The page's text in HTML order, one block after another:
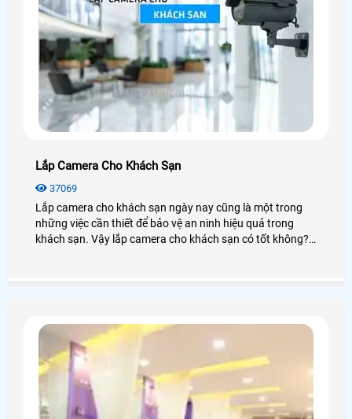
Lắp Camera Cho Khách Sạn
37069
Lắp camera cho khách sạn ngày nay cũng là một trong
những việc cần thiết để bảo vệ an ninh hiệu quả trong
khách sạn. Vậy lắp camera cho khách sạn có tốt không?